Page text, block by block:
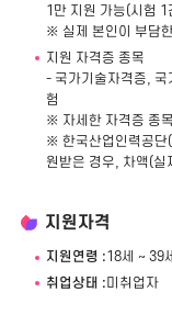
1만 지원 가능(시험
※ 실제 본인이 부담
지원 자격증 종목
- 국가기술자격증, 국
험
※ 자세한 자격증 종
※ 한국산업인력공단
원받은 경우, 차액(실
지원자격
지원연령 :18세 ~ 39세
취업상태 : 미취업자